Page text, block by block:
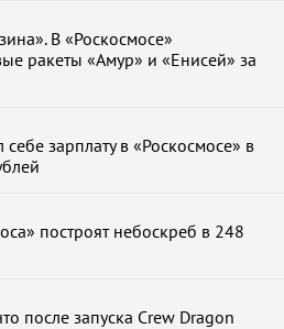
В «Роскосмосе»
ракеты «Амур» и «Енисей» за
зарплату в «Роскосмосе» в
построят небоскреб в 248
после запуска Crew Dragon